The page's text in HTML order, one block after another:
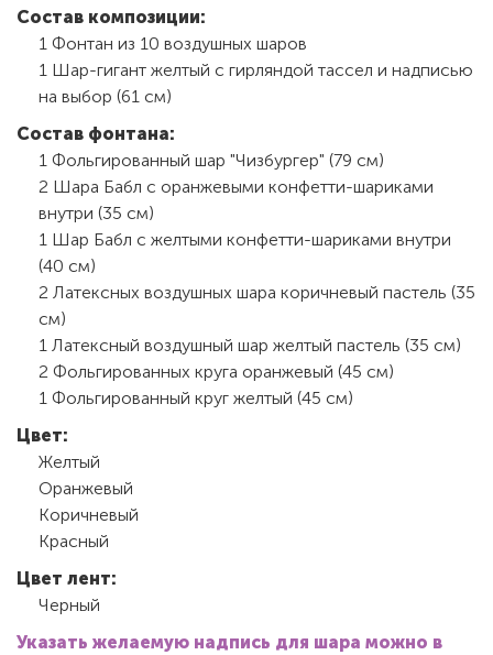
Состав композиции:
1 Фонтан из 10 воздушных шаров
1 Шар-гигант желтый с гирляндой тассел и надписью
на выбор (61 см)
Состав фонтана:
1 Фольгированный шар "Чизбургер" (79 см)
2 Шара Бабл с оранжевыми конфетти-шариками
внутри (35 см)
1 Шар Бабл с желтыми конфетти-шариками внутри
(40 см)
2 Латексных воздушных шара коричневый пастель (35
см)
1 Латексный воздушный шар желтый пастель (35 см)
2 Фольгированных круга оранжевый (45 см)
1 Фольгированный круг желтый (45 см)
Цвет:
Желтый
Оранжевый
Коричневый
Красный
Цвет лент:
Черный
Указать желаемую надпись для шара можно в